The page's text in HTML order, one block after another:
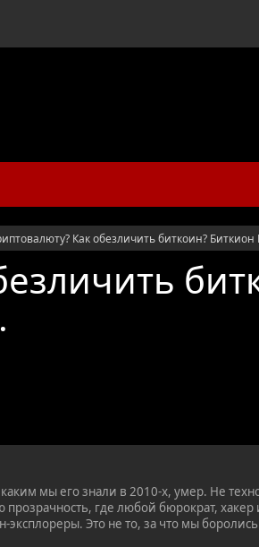
Как обезличить биткоин?
мы его знали в 2010-х, умер. Не
где любой бюрократ,
Это не то, за что мы